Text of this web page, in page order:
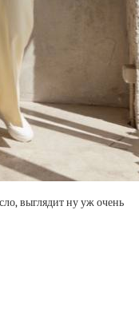
выглядит ну уж очень